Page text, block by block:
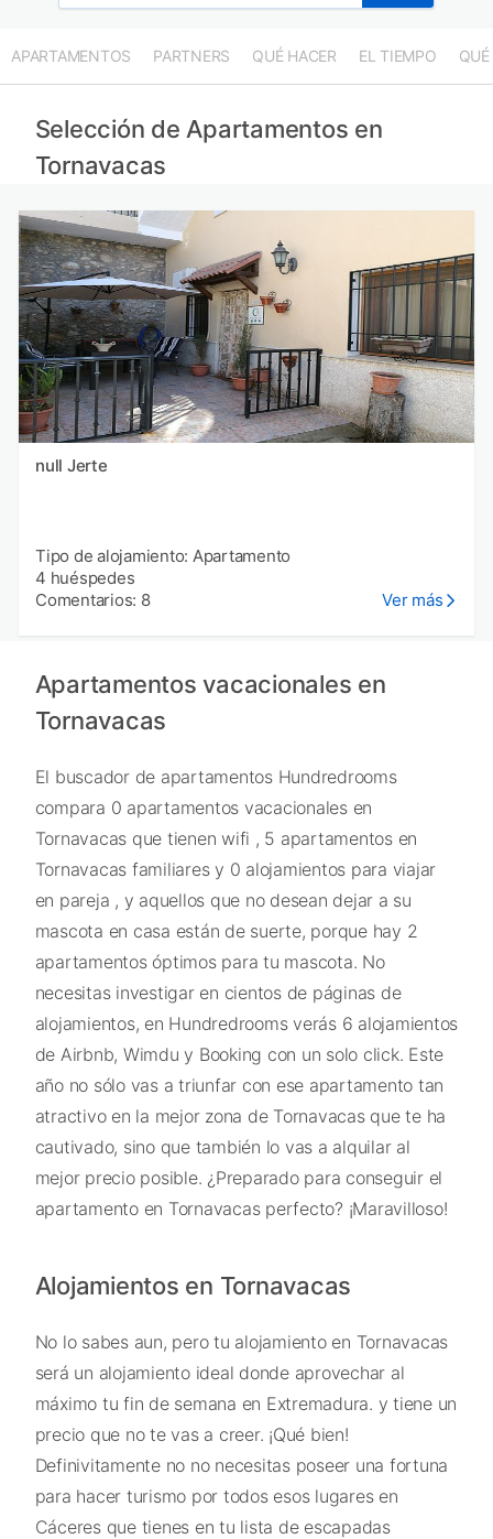
APARTAMENTOS PARTNERS QUÉ HACER EL TIEMPO QUÉ
Selección de Apartamentos en
Tornavacas
null Jerte
Tipo de alojamiento: Apartamento
4 huéspedes
Comentarios: 8
Ver más
Apartamentos vacacionales en
Tornavacas
El buscador de apartamentos Hundredrooms
compara 0 apartamentos vacacionales en
Tornavacas que tienen wifi , 5 apartamentos en
Tornavacas familiares y 0 alojamientos para viajar
en pareja , y aquellos que no desean dejar a su
mascota en casa están de suerte, porque hay 2
apartamentos óptimos para tu mascota. No
necesitas investigar en cientos de páginas de
alojamientos, en Hundredrooms verás 6 alojamientos
de Airbnb, Wimdu y Booking con un solo click. Este
año no sólo vas a triunfar con ese apartamento tan
atractivo en la mejor zona de Tornavacas que te ha
cautivado, sino que también lo vas a alquilar al
mejor precio posible. ¿Preparado para conseguir el
apartamento en Tornavacas perfecto? ¡Maravilloso!
Alojamientos en Tornavacas
No lo sabes aun, pero tu alojamiento en Tornavacas
será un alojamiento ideal donde aprovechar al
máximo tu fin de semana en Extremadura. y tiene un
precio que no te vas a creer. ¡Qué bien!
Definivitamente no no necesitas poseer una fortuna
para hacer turismo por todos esos lugares en
Cáceres que tienes en tu lista de escapadas